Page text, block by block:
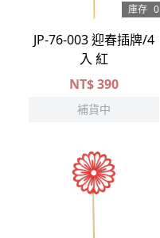
庫存 0
JP-76-003 迎春插牌/4
入 紅
NT$390
補貨中